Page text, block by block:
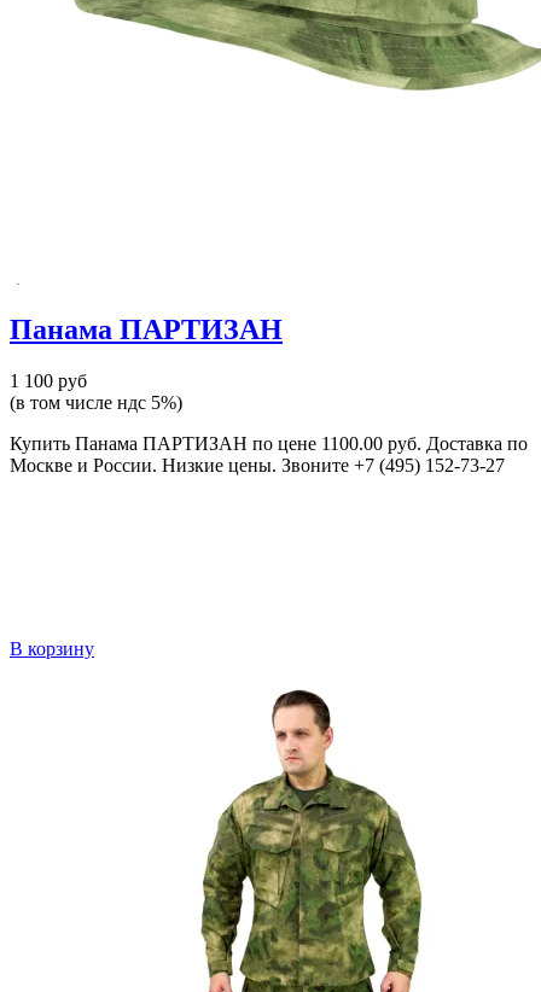
Панама ПАРТИЗАН
1 100 руб
(в том числе ндс 5%)
Купить Панама ПАРТИЗАН по цене 1100.00 руб. Доставка по
Москве и России. Низкие цены. Звоните +7 (495) 152-73-27
В корзину